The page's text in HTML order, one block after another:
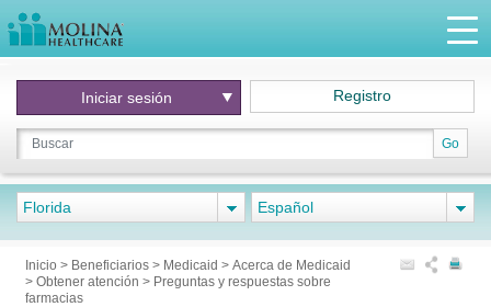
Go
Iniciar sesión Registro
Florida Español
Inicio > Beneficiarios > Medicaid > Acerca de Medicaid
> Obtener atención > Preguntas y respuestas sobre
farmacias